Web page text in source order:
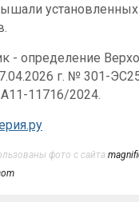
- определение
г. № 301-
11716/2024.
фото с сайта